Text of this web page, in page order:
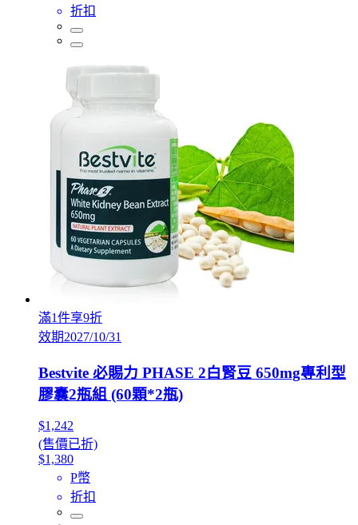
折扣
滿1件享9折
效期2027/10/31
Bestvite 必賜力 PHASE 2白腎豆 650mg專利型
膠囊2瓶組 (60顆*2瓶)
$1,242
(售價已折)
$1,380
P幣
折扣